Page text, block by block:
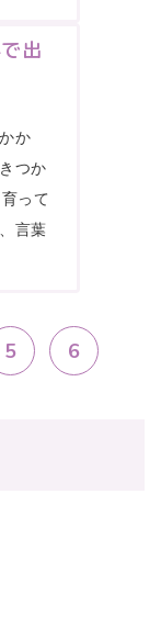
出
か
つか
って
言葉
5 6